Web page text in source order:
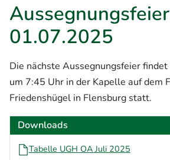
01.07.2025
Die nächste Aussegnungsfeier
um 7:45 Uhr in der Kapelle auf dem
Friedenshügel in Flensburg statt.
Downloads
Tabelle UGH OA Juli 2025